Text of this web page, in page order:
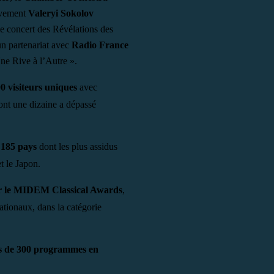
Valeryi Sokolov
des Révélations des
partenariat avecRadio France
Rive à l’Autre ».
visiteurs uniques avec
une dizaine a dépassé
185 pays dont les plus assidus
le Japon.
le MIDEM Classical Awards,
dans la catégorie
300 programmes en